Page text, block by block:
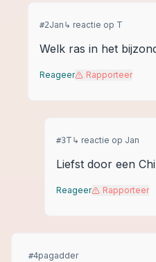
#2Jan ↳ reactie op T
Welk ras in het
Reageer Rapporteer
#3T ↳ reactie op Jan
Liefst door een
Reageer Rapporteer
#4pagadder